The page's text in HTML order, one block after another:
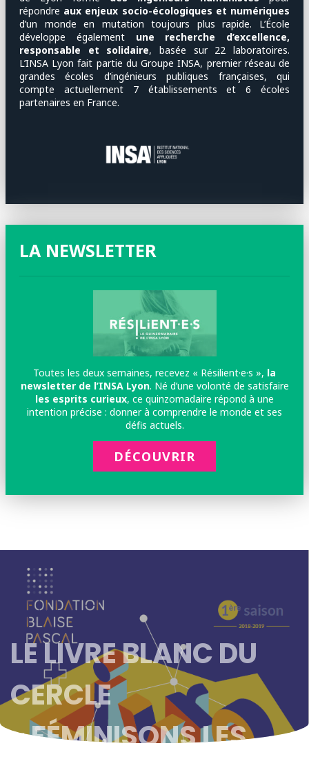
répondre aux enjeux socio-écologiques et numériques
d’un monde en mutation toujours plus rapide. L’École
développe également une recherche d’excellence,
responsable et solidaire, basée sur 22 laboratoires.
L’INSA Lyon fait partie du Groupe INSA, premier réseau de
grandes écoles d’ingénieurs publiques françaises, qui
compte actuellement 7 établissements et 6 écoles
partenaires en France.
LA NEWSLETTER
Toutes les deux semaines, recevez « Résilient·e·s », la
newsletter de l’INSA Lyon. Né d’une volonté de satisfaire
les esprits curieux, ce quinzomadaire répond à une
intention précise : donner à comprendre le monde et ses
défis actuels.
DÉCOUVRIR
LE LIVRE BLANC DU
CERCLE
« FÉMINISONS LES